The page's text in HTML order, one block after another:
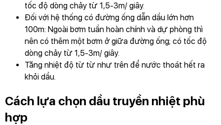
tốc độ dòng chảy từ 1,5-3m/ giây.
Đối với hệ thống có đường ống dẫn dầu lớn hơn
100m: Ngoài bơm tuần hoàn chính và dự phòng thì
nên có thêm một bơm ở giữa đường ống; có tốc độ
dòng chảy từ 1,5-3m/ giây.
Tăng nhiệt độ từ từ như trên để nước thoát hết ra
khỏi dầu.
Cách lựa chọn dầu truyền nhiệt phù
hợp